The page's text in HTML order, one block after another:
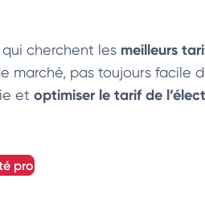
qui cherchent les meilleurs
marché, pas toujours facile
et optimiser le tarif de
pro